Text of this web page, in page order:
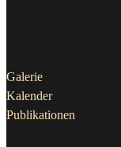
Galerie
Kalender
Publikationen